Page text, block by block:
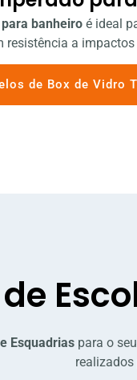
banheiro é ideal
resistência a
de Box de Vidro
Esquadriaspara o seu